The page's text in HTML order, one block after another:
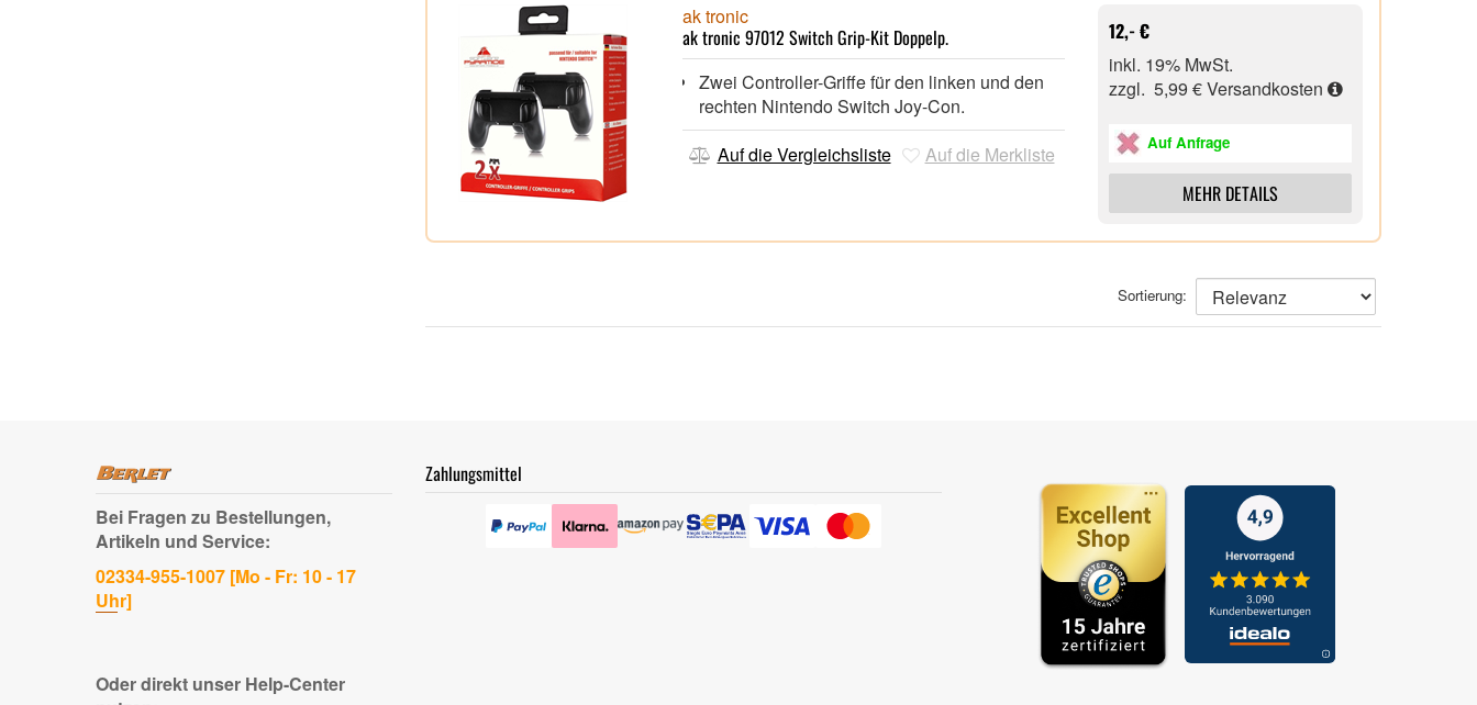
Reinigungsset,
ak tronic
ak tronic 97012 Switch Grip-Kit Doppelp.
Zwei Controller-Griffe für den linken und den
rechten Nintendo Switch Joy-Con.
Auf die Vergleichsliste
Auf die Merkliste
12,- €
inkl. 19% MwSt.
zzgl. 5,99 €Versandkosten
Auf Anfrage
MEHR DETAILS
Sortierung:
Bei Fragen zu Bestellungen,
Artikeln und Service:
02334-955-1007 [Mo - Fr: 10 - 17
Uhr]
Oder direkt unser Help-Center
Zahlungsmittel